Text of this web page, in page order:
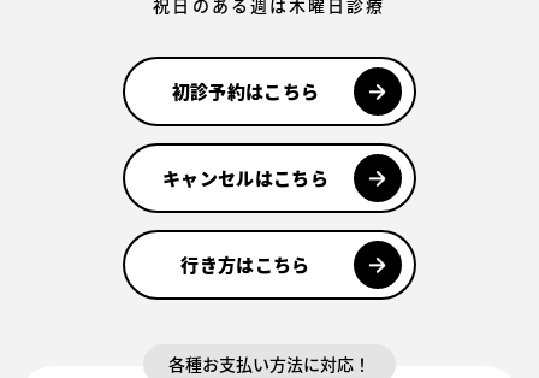
祝日のある週は木曜日診療
初診予約はこちら
キャンセルはこちら
行き方はこちら
各種お支払い方法に対応！